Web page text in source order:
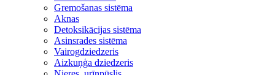
Gremošanas sistēma
Aknas
Detoksikācijas sistēma
Asinsrades sistēma
Vairogdziedzeris
Aizkuņģa dziedzeris